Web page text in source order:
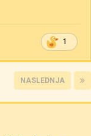
1
NASLEDNJA